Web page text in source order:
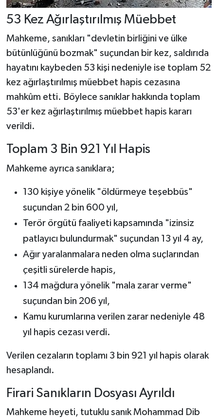
53 Kez Ağırlaştırılmış Müebbet
Mahkeme, sanıkları "devletin birliğini ve ülke
bütünlüğünü bozmak" suçundan bir kez, saldırıda
hayatını kaybeden 53 kişi nedeniyle ise toplam 52
kez ağırlaştırılmış müebbet hapis cezasına
mahkûm etti. Böylece sanıklar hakkında toplam
53'er kez ağırlaştırılmış müebbet hapis kararı
verildi.
Toplam 3 Bin 921 Yıl Hapis
Mahkeme ayrıca sanıklara;
130 kişiye yönelik "öldürmeye teşebbüs"
suçundan 2 bin 600 yıl,
Terör örgütü faaliyeti kapsamında "izinsiz
patlayıcı bulundurmak" suçundan 13 yıl 4 ay,
Ağır yaralanmalara neden olma suçlarından
çeşitli sürelerde hapis,
134 mağdura yönelik "mala zarar verme"
suçundan bin 206 yıl,
Kamu kurumlarına verilen zarar nedeniyle 48
yıl hapis cezası verdi.
Verilen cezaların toplamı 3 bin 921 yıl hapis olarak
hesaplandı.
Firari Sanıkların Dosyası Ayrıldı
Mahkeme heyeti, tutuklu sanık Mohammad Dib